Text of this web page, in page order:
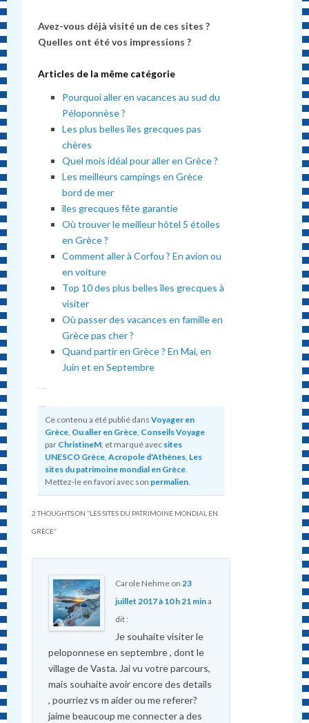
Avez-vous déjà visité un de ces sites ?
Quelles ont été vos impressions ?
Articles de la même catégorie
Pourquoi aller en vacances au sud du
Péloponnèse ?
Les plus belles îles grecques pas
chères
Quel mois idéal pour aller en Grèce ?
Les meilleurs campings en Grèce
bord de mer
îles grecques fête garantie
Où trouver le meilleur hôtel 5 étoiles
en Grèce ?
Comment aller à Corfou ? En avion ou
en voiture
Top 10 des plus belles îles grecques à
visiter
Où passer des vacances en famille en
Grèce pas cher ?
Quand partir en Grèce ? En Mai, en
Juin et en Septembre
Ce contenu a été publié dansVoyager en
Grèce, Ou aller en Grèce, Conseils Voyage
par ChristineM, et marqué avec sites
UNESCO Grèce,Acropole d'Athènes, Les
sites du patrimoine mondial en Grèce.
Mettez-le en favori avec son permalien.
2 THOUGHTS ON “LES SITES DU PATRIMOINE MONDIAL EN
GRÈCE”
Carole Nehmeon 23
juillet 2017 à 10 h 21 mina
dit :
Je souhaite visiter le
peloponnese en septembre , dont le
village de Vasta. Jai vu votre parcours,
mais souhaite avoir encore des details
, pourriez vs m aider ou me referer?
jaime beaucoup me connecter a des